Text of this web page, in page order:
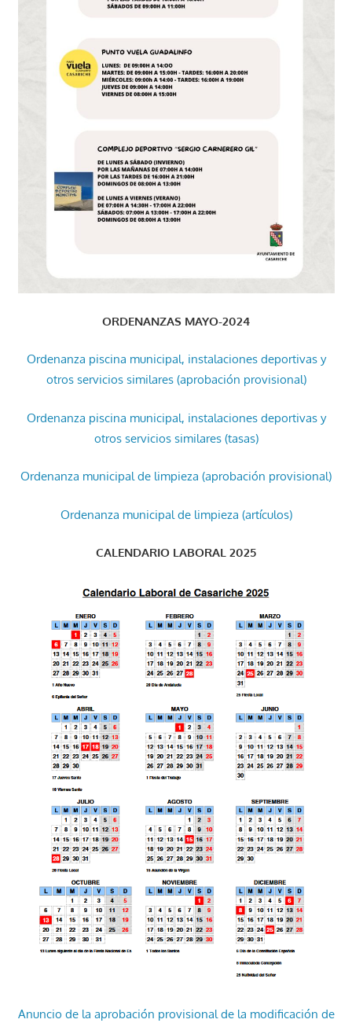
ORDENANZAS MAYO-2024
Ordenanza piscina municipal, instalaciones deportivas y
otros servicios similares (aprobación provisional)
Ordenanza piscina municipal, instalaciones deportivas y
otros servicios similares (tasas)
Ordenanza municipal de limpieza (aprobación provisional)
Ordenanza municipal de limpieza (artículos)
CALENDARIO LABORAL 2025
Anuncio de la aprobación provisional de la modificación de